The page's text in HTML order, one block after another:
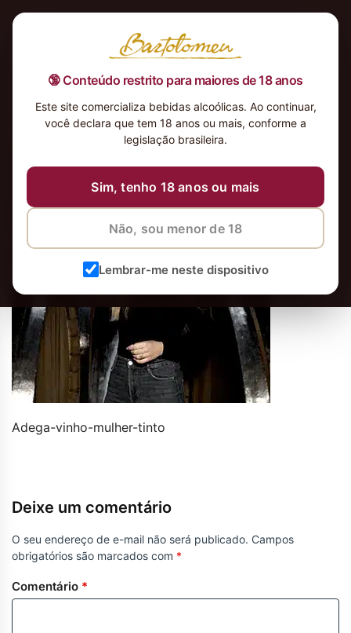
🔞 Conteúdo restrito para maiores de 18 anos
Este site comercializa bebidas alcoólicas. Ao continuar,
você declara que tem 18 anos ou mais, conforme a
legislação brasileira.
Sim, tenho 18 anos ou mais
Não, sou menor de 18
Lembrar-me neste dispositivo
Adega-vinho-mulher-tinto
Adega-vinho-mulher-tinto
Deixe um comentário
O seu endereço de e-mail não será publicado. Campos
obrigatórios são marcados com *
Comentário *